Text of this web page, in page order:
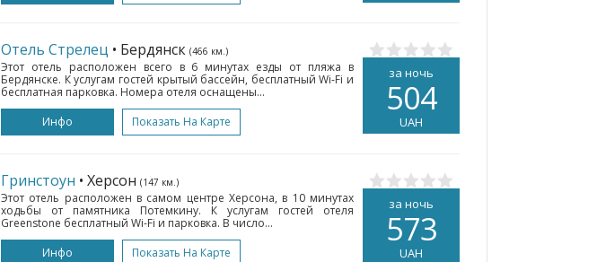
за ночь
504
UAH
Отель Стрелец • Бердянск (466 км.)
Этот отель расположен всего в 6 минутах езды от пляжа в
Бердянске. К услугам гостей крытый бассейн, бесплатный Wi-Fi и
бесплатная парковка. Номера отеля оснащены...
Инфо
Показать На Карте
за ночь
573
UAH
Гринстоун • Херсон (147 км.)
Этот отель расположен в самом центре Херсона, в 10 минутах
ходьбы от памятника Потемкину. К услугам гостей отеля
Greenstone бесплатный Wi-Fi и парковка. В число...
Инфо
Показать На Карте